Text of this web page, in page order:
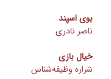
بوی اسپند
ناصر نادری
خیال بازی
شراره وظیفه‌شناس